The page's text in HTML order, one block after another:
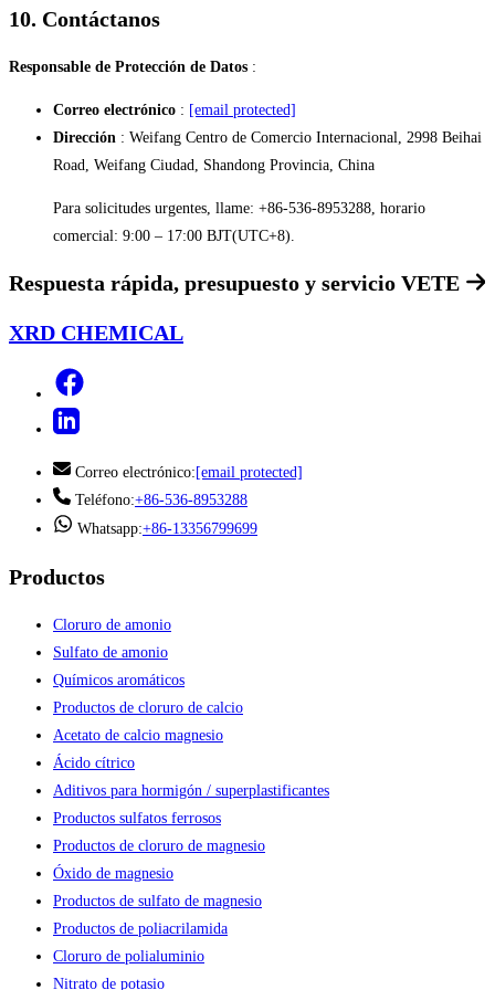
10. Contáctanos
Responsable de Protección de Datos :
Correo electrónico : [email protected]
Dirección : Weifang Centro de Comercio Internacional, 2998 Beihai
Road, Weifang Ciudad, Shandong Provincia, China
Para solicitudes urgentes, llame: +86-536-8953288, horario
comercial: 9:00 – 17:00 BJT(UTC+8).
Respuesta rápida, presupuesto y servicio VETE
XRD CHEMICAL
Correo electrónico: [email protected]
Teléfono:+86-536-8953288
Whatsapp:+86-13356799699
Productos
Cloruro de amonio
Sulfato de amonio
Químicos aromáticos
Productos de cloruro de calcio
Acetato de calcio magnesio
Ácido cítrico
Aditivos para hormigón / superplastificantes
Productos sulfatos ferrosos
Productos de cloruro de magnesio
Óxido de magnesio
Productos de sulfato de magnesio
Productos de poliacrilamida
Cloruro de polialuminio
Nitrato de potasio